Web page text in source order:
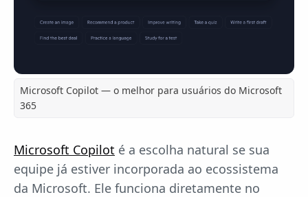
Microsoft Copilot — o melhor para usuários do Microsoft
365
Microsoft Copilot é a escolha natural se sua
equipe já estiver incorporada ao ecossistema
da Microsoft. Ele funciona diretamente no